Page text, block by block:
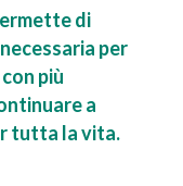
di
per
più
a
tutta la vita.